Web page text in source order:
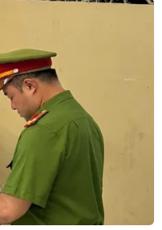
rào và dông vài
rải rác và có nơi
96%. Nhiệt độ từ
vài nơi, riêng chiều
nơi có dông, gió
độ từ 21-24 độ C./.